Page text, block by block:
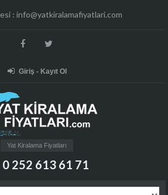
: info@yatkiralamafiyatlari.com
Giriş - Kayıt Ol
Yat Kiralama Fiyatları
0 252 613 61 71